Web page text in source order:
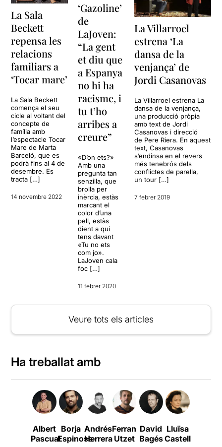
La Sala
Beckett
repensa les
relacions
familiars a
‘Tocar mare’
La Sala Beckett
comença el seu
cicle al voltant del
concepte de
família amb
l’espectacle Tocar
Mare de Marta
Barceló, que es
podrà fins al 4 de
desembre. Es
tracta […]
14 novembre 2022
‘Gazoline’
de
LaJoven:
“La gent
et diu que
a Espanya
no hi ha
racisme, i
tu t’ho
arribes a
creure”
«D’on ets?»
Amb una
pregunta tan
senzilla, que
brolla per
inèrcia, estàs
marcant el
color d’una
pell, estàs
dient a qui
tens davant
«Tu no ets
com jo».
LaJoven cala
foc […]
11 febrer 2020
La Villarroel
estrena ‘La
dansa de la
venjança’ de
Jordi Casanovas
La Villarroel estrena La
dansa de la venjança,
una producció pròpia
amb text de Jordi
Casanovas i direcció
de Pere Riera. En aquest
text, Casanovas
s’endinsa en el revers
més tenebrós dels
conflictes de parella,
un tour […]
7 febrer 2019
Veure tots els articles
Ha treballat amb
Albert
Pascual
Borja
Espinosa
Andrés
Herrera
Ferran
Utzet
David
Bagés
Lluïsa
Castell